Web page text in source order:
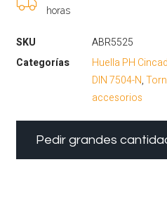
horas
SKU
ABR5525
Categorías
Huella PH
DIN 7504-N,
accesorios
Pedir grandes